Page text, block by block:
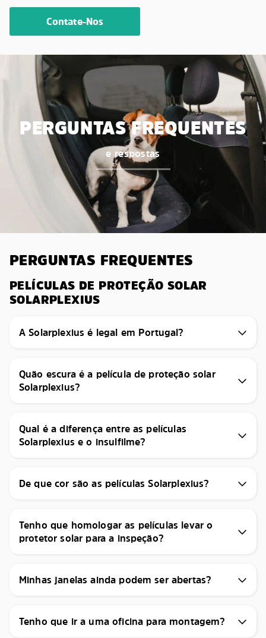
Contate-Nos
PERGUNTAS FREQUENTES
e respostas
PERGUNTAS FREQUENTES
PELÍCULAS DE PROTEÇÃO SOLAR
SOLARPLEXIUS
A Solarplexius é legal em Portugal?
Quão escura é a película de proteção solar
Solarplexius?
Qual é a diferença entre as películas
Solarplexius e o insulfilme?
De que cor são as películas Solarplexius?
Tenho que homologar as películas levar o
protetor solar para a inspeção?
Minhas janelas ainda podem ser abertas?
Tenho que ir a uma oficina para montagem?